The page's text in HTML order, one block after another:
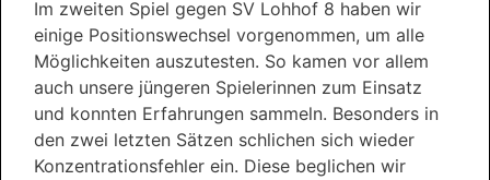
Im zweiten Spiel gegen SV Lohhof 8 haben wir
einige Positionswechsel vorgenommen, um alle
Möglichkeiten auszutesten. So kamen vor allem
auch unsere jüngeren Spielerinnen zum Einsatz
und konnten Erfahrungen sammeln. Besonders in
den zwei letzten Sätzen schlichen sich wieder
Konzentrationsfehler ein. Diese beglichen wir